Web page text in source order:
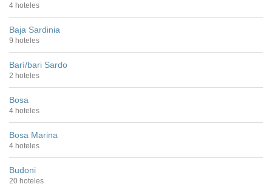
4 hoteles
Baja Sardinia
9 hoteles
Barì/bari Sardo
2 hoteles
Bosa
4 hoteles
Bosa Marina
4 hoteles
Budoni
20 hoteles